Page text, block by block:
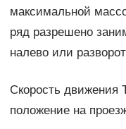
максимальной
ряд разрешено
налево или
Скорость движения
положение на